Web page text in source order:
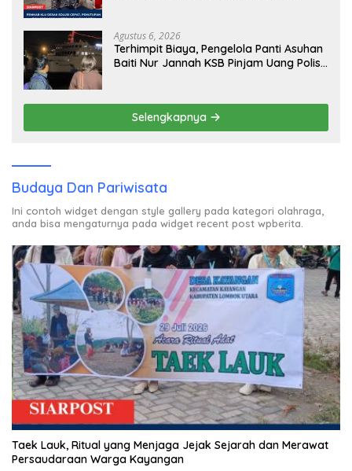
Agustus 6, 2026
Terhimpit Biaya, Pengelola Panti Asuhan
Baiti Nur Jannah KSB Pinjam Uang Polisi
Selengkapnya
Budaya Dan Pariwisata
Ini contoh widget dengan style gallery pada kategori olahraga,
anda bisa mengaturnya pada widget recent post wpberita.
Taek Lauk, Ritual yang Menjaga Jejak Sejarah dan Merawat
Persaudaraan Warga Kayangan